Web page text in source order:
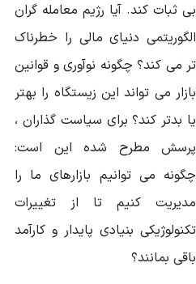
ثبات کند. آیا رژیم معامله گران
دنیای مالی را خطرناک
می کند؟ چگونه نوآوری و قوانین
می تواند این زیستگاه را بهتر
بدتر کند؟ برای سیاست گذاران ،
مطرح شده این است:
می توانیم بازارهای ما را
کنیم تا از تغییرات
بنیادی پایدار و کارآمد
بمانند؟